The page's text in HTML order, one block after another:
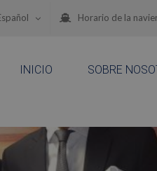
Horario de la
INICIO SOBRE